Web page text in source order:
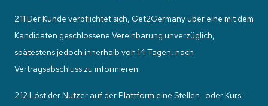
2.11 Der Kunde verpflichtet sich, Get2Germany über eine mit dem
Kandidaten geschlossene Vereinbarung unverzüglich,
spätestens jedoch innerhalb von 14 Tagen, nach
Vertragsabschluss zu informieren.
2.12 Löst der Nutzer auf der Plattform eine Stellen- oder Kurs-